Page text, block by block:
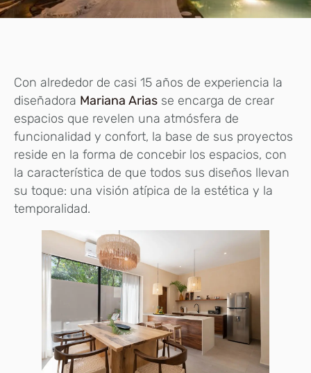
Con alrededor de casi 15 años de experiencia la
diseñadora Mariana Arias se encarga de crear
espacios que revelen una atmósfera de
funcionalidad y confort, la base de sus proyectos
reside en la forma de concebir los espacios, con
la característica de que todos sus diseños llevan
su toque: una visión atípica de la estética y la
temporalidad.